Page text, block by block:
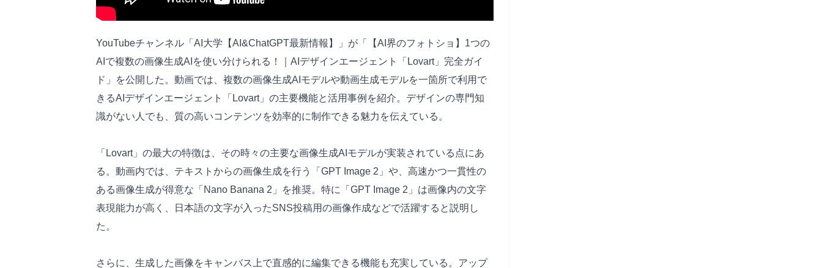
YouTubeチャンネル「AI大学【AI&ChatGPT最新情報】」が「【AI界のフォトショ】1つの
AIで複数の画像生成AIを使い分けられる！｜AIデザインエージェント「Lovart」完全ガイ
ド」を公開した。動画では、複数の画像生成AIモデルや動画生成モデルを一箇所で利用で
きるAIデザインエージェント「Lovart」の主要機能と活用事例を紹介。デザインの専門知
識がない人でも、質の高いコンテンツを効率的に制作できる魅力を伝えている。
「Lovart」の最大の特徴は、その時々の主要な画像生成AIモデルが実装されている点にあ
る。動画内では、テキストからの画像生成を行う「GPT Image 2」や、高速かつ一貫性の
ある画像生成が得意な「Nano Banana 2」を推奨。特に「GPT Image 2」は画像内の文字
表現能力が高く、日本語の文字が入ったSNS投稿用の画像作成などで活躍すると説明し
た。
さらに、生成した画像をキャンバス上で直感的に編集できる機能も充実している。アップ